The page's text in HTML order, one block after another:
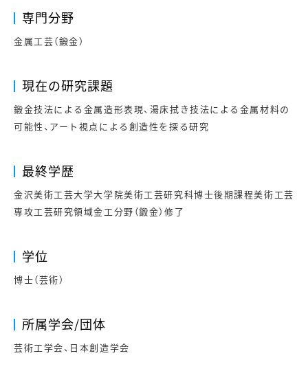
専門分野
金属工芸（鍛金）
現在の研究課題
鍛金技法による金属造形表現、湯床拭き技法による金属材料の
可能性、アート視点による創造性を探る研究
最終学歴
金沢美術工芸大学大学院美術工芸研究科博士後期課程美術工芸
専攻工芸研究領域金工分野（鍛金）修了
学位
博士（芸術）
所属学会/団体
芸術工学会、日本創造学会